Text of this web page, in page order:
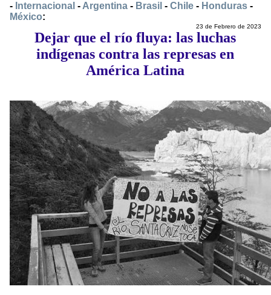
- Internacional - Argentina - Brasil - Chile - Honduras -
México:
23 de Febrero de 2023
Dejar que el río fluya: las luchas
indígenas contra las represas en
América Latina